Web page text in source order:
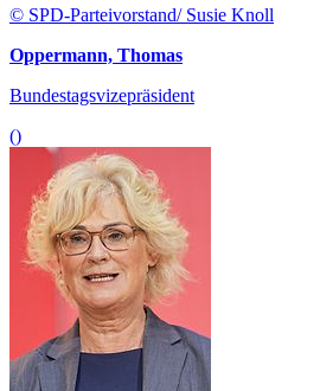
© SPD-Parteivorstand/ Susie Knoll
Oppermann, Thomas
Bundestagsvizepräsident
()